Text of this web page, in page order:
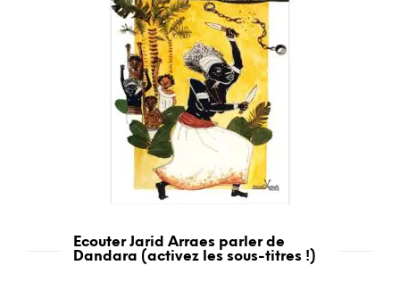
Ecouter Jarid Arraes parler de
Dandara (activez les sous-titres !)